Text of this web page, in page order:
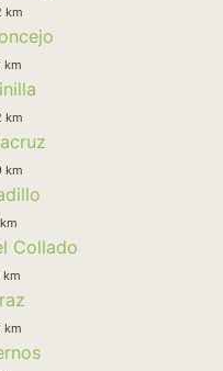
km
km
km
km
Collado
km
km